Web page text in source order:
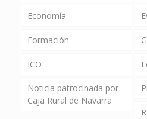
Economía
Formación
ICO
Noticia patrocinada por
Caja Rural de Navarra